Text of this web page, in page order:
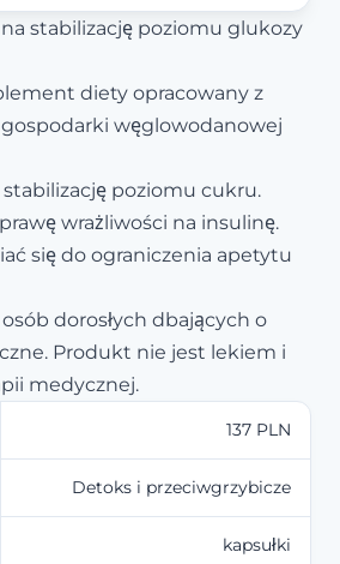
stabilizację poziomu glukozy
diety opracowany z
węglowodanowej
stabilizację poziomu cukru.
wrażliwości na insulinę.
się do ograniczenia apetytu
dorosłych dbających o
Produkt nie jest lekiem i
medycznej.
137 PLN
Detoks i przeciwgrzybicze
kapsułki